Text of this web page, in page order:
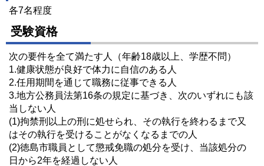
各7名程度
受験資格
次の要件を全て満たす人（年齢18歳以上、学歴不問）
1.健康状態が良好で体力に自信のある人
2.任用期間を通じて職務に従事できる人
3.地方公務員法第16条の規定に基づき、次のいずれにも該
当しない人
(1)拘禁刑以上の刑に処せられ、その執行を終わるまで又
はその執行を受けることがなくなるまでの人
(2)徳島市職員として懲戒免職の処分を受け、当該処分の
日から2年を経過しない人